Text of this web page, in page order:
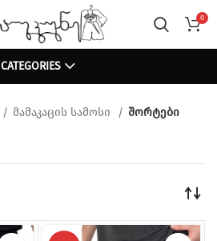
0
CATEGORIES
მამაკაცის სამოსი
შორტები